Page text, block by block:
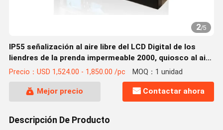
2/5
IP55 señalización al aire libre del LCD Digital de los
liendres de la prenda impermeable 2000, quiosco al aire
libre de Digitaces
Precio：USD 1,524.00 - 1,850.00 /pc MOQ：1 unidad
Mejor precio Contactar ahora
Descripción De Producto